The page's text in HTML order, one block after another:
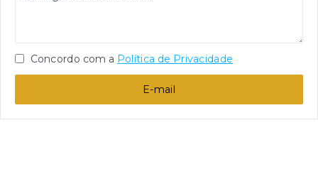
Concordo com a Política de Privacidade
E-mail